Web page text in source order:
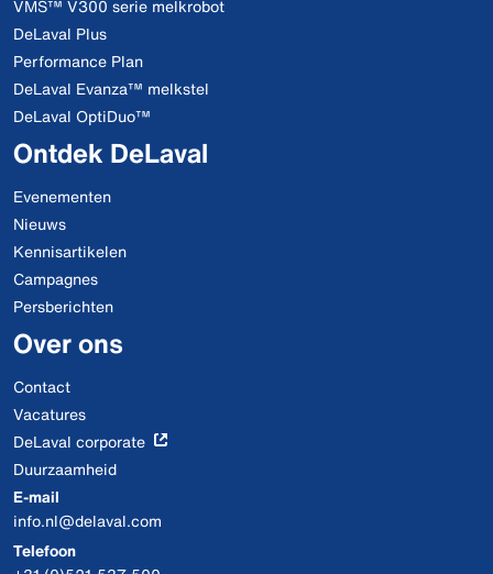
VMS™ V300 serie melkrobot
DeLaval Plus
Performance Plan
DeLaval Evanza™ melkstel
DeLaval OptiDuo™
Ontdek DeLaval
Evenementen
Nieuws
Kennisartikelen
Campagnes
Persberichten
Over ons
Contact
Vacatures
DeLaval corporate
Duurzaamheid
E-mail
info.nl@delaval.com
Telefoon